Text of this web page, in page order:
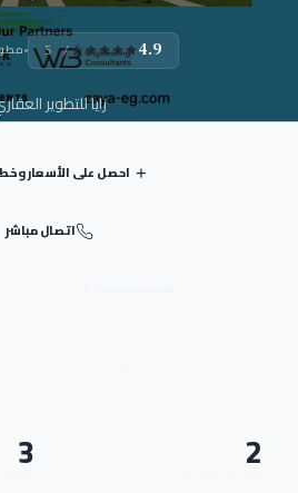
4.9
/ 5
زايا للتطوير
+ احصل على الأسعار
اتصال مباشر
2
3